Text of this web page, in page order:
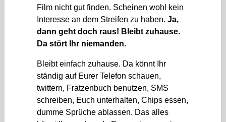
Film nicht gut finden. Scheinen wohl kein
Interesse an dem Streifen zu haben. Ja,
dann geht doch raus! Bleibt zuhause.
Da stört Ihr niemanden.
Bleibt einfach zuhause. Da könnt Ihr
ständig auf Eurer Telefon schauen,
twittern, Fratzenbuch benutzen, SMS
schreiben, Euch unterhalten, Chips essen,
dumme Sprüche ablassen. Das alles